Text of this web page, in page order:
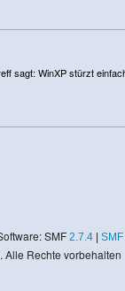
sagt: WinXP stürzt
SMF 2.7.4|
Rechte vorbehalten